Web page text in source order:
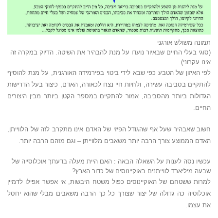
תמונה משולש אורגני
(סוגי בעלי החיים שבאיור נועדו על מנת להבהיר את השיטה. הדיוק במקרה זה
אינו עקרוני).
לפי האיזון של הטבע כפי שבא לידי ביטוי בפירמידה האורגנית, על מנת להוסיף
להתקיים בסביבה עשירה, ולחיות חיי נצח לכאורה, האדם, כיצור בעל הדרישות
הגדולות ביותר מהסביבה, אמור להתקיים במספר הקטן ביותר מבין היצורים
החיים.
חשוב שאבהיר שעל אף שהגודל הפיזי של האדם אינו מתקרב לזה של הלווייתן,
האדם הממוצע צורך הרבה יותר משאבים מלווייתן – וגם מזהם הרבה יותר.
עכשיו נסה לענות על השאלה הבאה : האם היית מעלה בדעתך אוכלוסייה של
שבעה מיליארד לווייתנים באוקיינוסים של כדור הארץ?
למרות ששטחם של האוקיינוסים כפול משטח היבשות, אי אפשר אפילו לדמיין
אוכלוסיה כה גדולה של יצור שצורך כל כך הרבה משאבים מבלי שהוא יחסל
את עצמו.